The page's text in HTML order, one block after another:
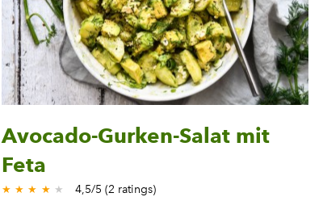
Avocado-Gurken-Salat mit
Feta
★ ★ ★ ★ ★ 4,5/5 (2 ratings)